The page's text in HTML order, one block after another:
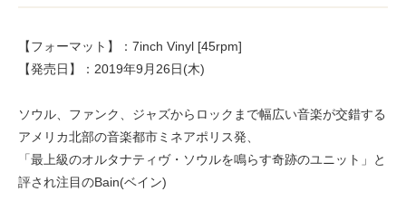
【フォーマット】：7inch Vinyl [45rpm]
【発売日】：2019年9月26日(木)
ソウル、ファンク、ジャズからロックまで幅広い音楽が交錯する
アメリカ北部の音楽都市ミネアポリス発、
「最上級のオルタナティヴ・ソウルを鳴らす奇跡のユニット」と
評され注目のBain(ベイン)